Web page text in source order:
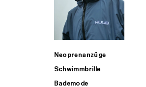
Neoprenanzüge
Schwimmbrille
Bademode